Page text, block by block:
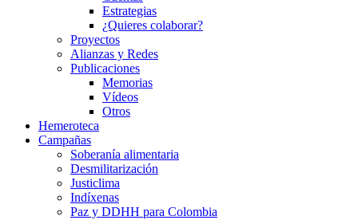
Estrategias
¿Quieres colaborar?
Proyectos
Alianzas y Redes
Publicaciones
Memorias
Vídeos
Otros
Hemeroteca
Campañas
Soberanía alimentaria
Desmilitarización
Justiclima
Indíxenas
Paz y DDHH para Colombia